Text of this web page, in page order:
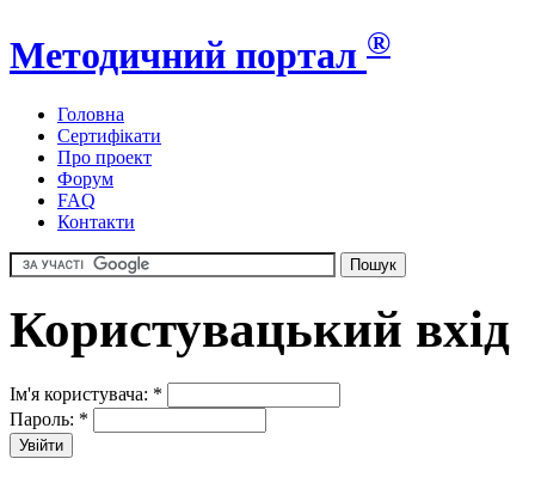
Методичний портал ®
Головна
Сертифікати
Про проект
Форум
FAQ
Контакти
Користувацький вхід
Ім'я користувача: *
Пароль: *